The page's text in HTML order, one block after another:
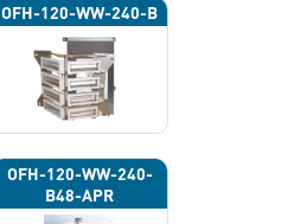
OFH-120-WW-240-B
OFH-120-WW-240-
B48-APR